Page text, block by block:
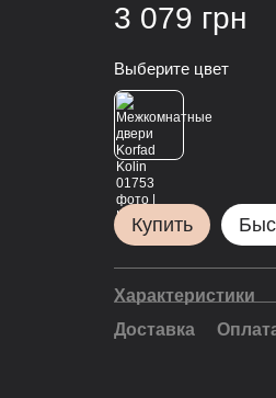
3 079 грн
Выберите цвет
Купить
Характеристики
Доставка